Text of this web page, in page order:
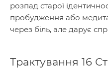
розпад старої
пробудження або
через біль, але дарує
Трактування 16